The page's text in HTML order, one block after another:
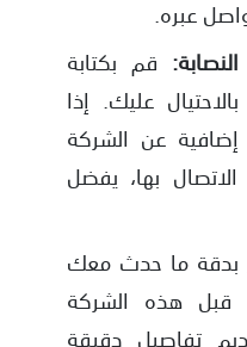
عبره.
قم بكتابة
عليك. إذا
عن الشركة
بها، يفضل
بدقة ما حدث معك
هذه الشركة
تفاصيل دقيقة